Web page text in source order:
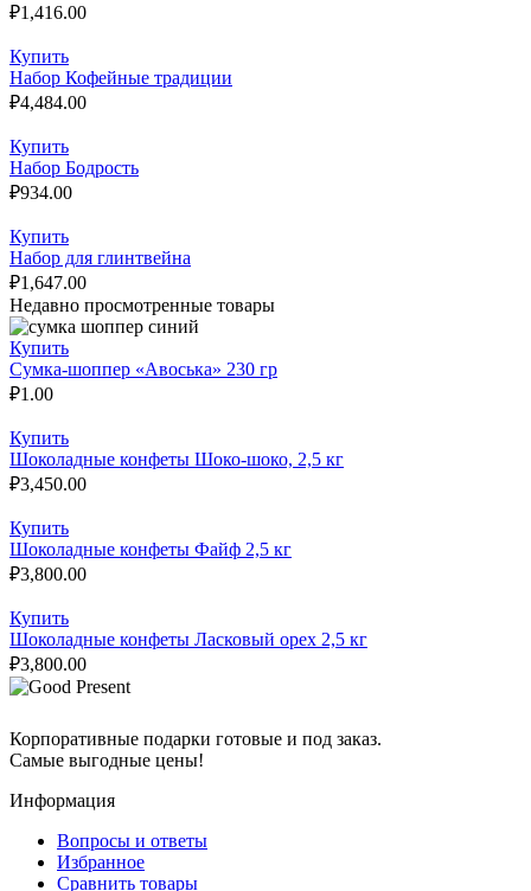
₽1,416.00
Купить
Набор Кофейные традиции
₽4,484.00
Купить
Набор Бодрость
₽934.00
Купить
Набор для глинтвейна
₽1,647.00
Недавно просмотренные товары
Купить
Сумка-шоппер «Авоська» 230 гр
₽1.00
Купить
Шоколадные конфеты Шоко-шоко, 2,5 кг
₽3,450.00
Купить
Шоколадные конфеты Файф 2,5 кг
₽3,800.00
Купить
Шоколадные конфеты Ласковый орех 2,5 кг
₽3,800.00
Корпоративные подарки готовые и под заказ.
Самые выгодные цены!
Информация
Вопросы и ответы
Избранное
Сравнить товары